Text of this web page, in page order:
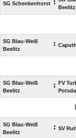
SG Schenkenhorst :
Beelitz
SG Blau-Weiß
Beelitz
:
SG Blau-Weiß
Beelitz
: FV
SG Blau-Weiß
Beelitz
: SV